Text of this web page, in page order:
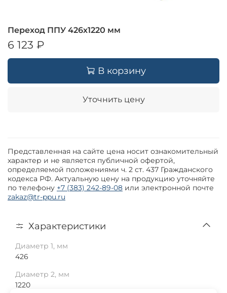
Переход ППУ 426х1220 мм
6 123 ₽
В корзину
Уточнить цену
Представленная на сайте цена носит ознакомительный
характер и не является публичной офертой,
определяемой положениями ч. 2 ст. 437 Гражданского
кодекса РФ. Актуальную цену на продукцию уточняйте
по телефону +7 (383) 242-89-08 или электронной почте
zakaz@tr-ppu.ru
Характеристики
Диаметр 1, мм
426
Диаметр 2, мм
1220